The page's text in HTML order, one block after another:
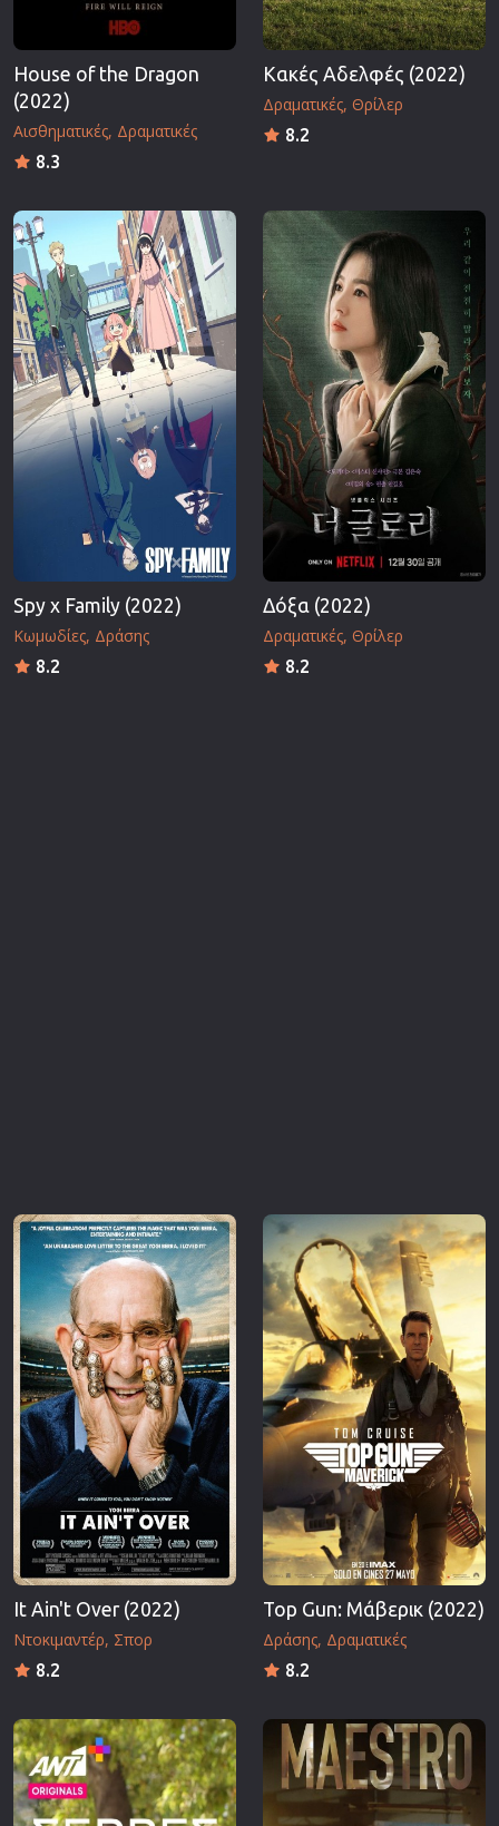
House of the Dragon
(2022)
Αισθηματικές Δραματικές
8.3
Κακές Αδελφές (2022)
Δραματικές Θρίλερ
8.2
Spy x Family (2022)
Κωμωδίες Δράσης
8.2
Δόξα (2022)
Δραματικές Θρίλερ
8.2
It Ain't Over (2022)
Ντοκιμαντέρ Σπορ
8.2
Top Gun: Μάβερικ (2022)
Δράσης Δραματικές
8.2